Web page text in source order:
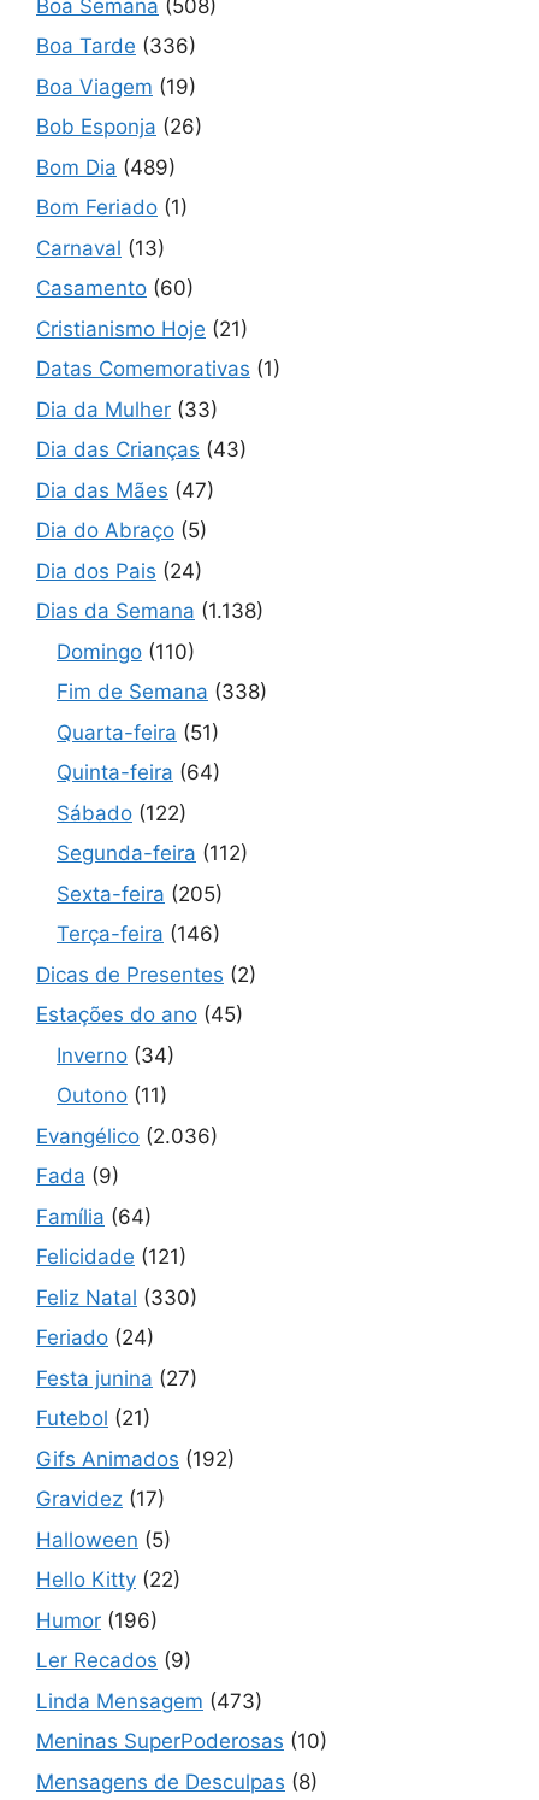
Boa Semana (508)
Boa Tarde (336)
Boa Viagem (19)
Bob Esponja (26)
Bom Dia (489)
Bom Feriado (1)
Carnaval (13)
Casamento (60)
Cristianismo Hoje (21)
Datas Comemorativas (1)
Dia da Mulher (33)
Dia das Crianças (43)
Dia das Mães (47)
Dia do Abraço (5)
Dia dos Pais (24)
Dias da Semana (1.138)
Domingo (110)
Fim de Semana (338)
Quarta-feira (51)
Quinta-feira (64)
Sábado (122)
Segunda-feira (112)
Sexta-feira (205)
Terça-feira (146)
Dicas de Presentes (2)
Estações do ano (45)
Inverno (34)
Outono (11)
Evangélico (2.036)
Fada (9)
Família (64)
Felicidade (121)
Feliz Natal (330)
Feriado (24)
Festa junina (27)
Futebol (21)
Gifs Animados (192)
Gravidez (17)
Halloween (5)
Hello Kitty (22)
Humor (196)
Ler Recados (9)
Linda Mensagem (473)
Meninas SuperPoderosas (10)
Mensagens de Desculpas (8)